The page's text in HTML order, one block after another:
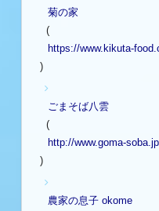
菊の家
(
https://www.kikuta-
)
ごまそば八雲
(
http://www.goma-
)
農家の息子 okome